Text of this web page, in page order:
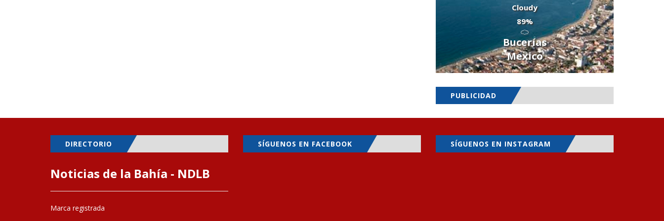
Cloudy
89%
Bucerías
Mexico
PUBLICIDAD
DIRECTORIO
Noticias de la Bahía - NDLB
Marca registrada
SÍGUENOS EN FACEBOOK SÍGUENOS EN INSTAGRAM